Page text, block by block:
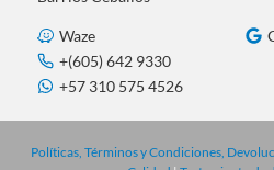
Waze
+(605) 642 9330
+57 310 575 4526
Políticas, Términos y Condiciones,